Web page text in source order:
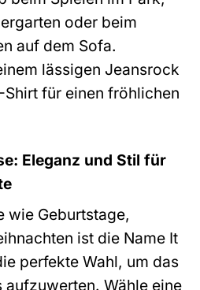
oder beim
auf dem Sofa.
lässigen Jeansrock
für einen fröhlichen
Eleganz und Stil für
wie Geburtstage,
ist die Name It
perfekte Wahl, um das
aufzuwerten. Wähle eine